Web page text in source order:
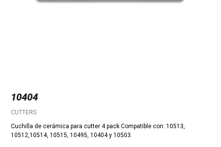
10404
CUTTERS
Cuchilla de cerámica para cutter 4 pack Compatible con: 10513,
10512,10514, 10515, 10495, 10404 y 10503.